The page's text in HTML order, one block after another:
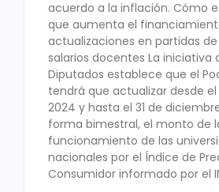
acuerdo a la inflación. Cómo
que aumenta el
actualizaciones en partidas
salarios docentes La iniciativa
Diputados establece que el
tendrá que actualizar desde el
2024 y hasta el 31 de
forma bimestral, el monto de
funcionamiento de las
nacionales por el Índice de
Consumidor informado por el